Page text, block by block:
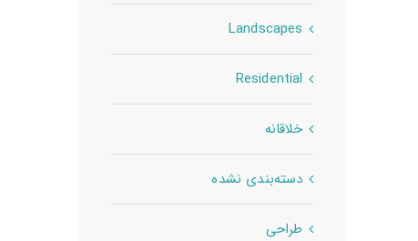
Landscapes
Residential
خلاقانه
دسته‌بندی نشده
طراحی